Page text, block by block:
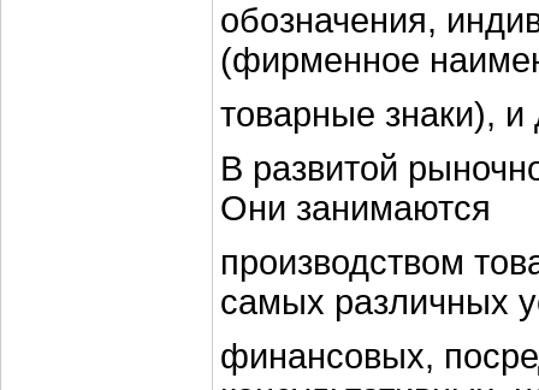
обозначения,
(фирменное
товарные знаки),
В развитой
Они занимаются
производством
самых различных
финансовых,